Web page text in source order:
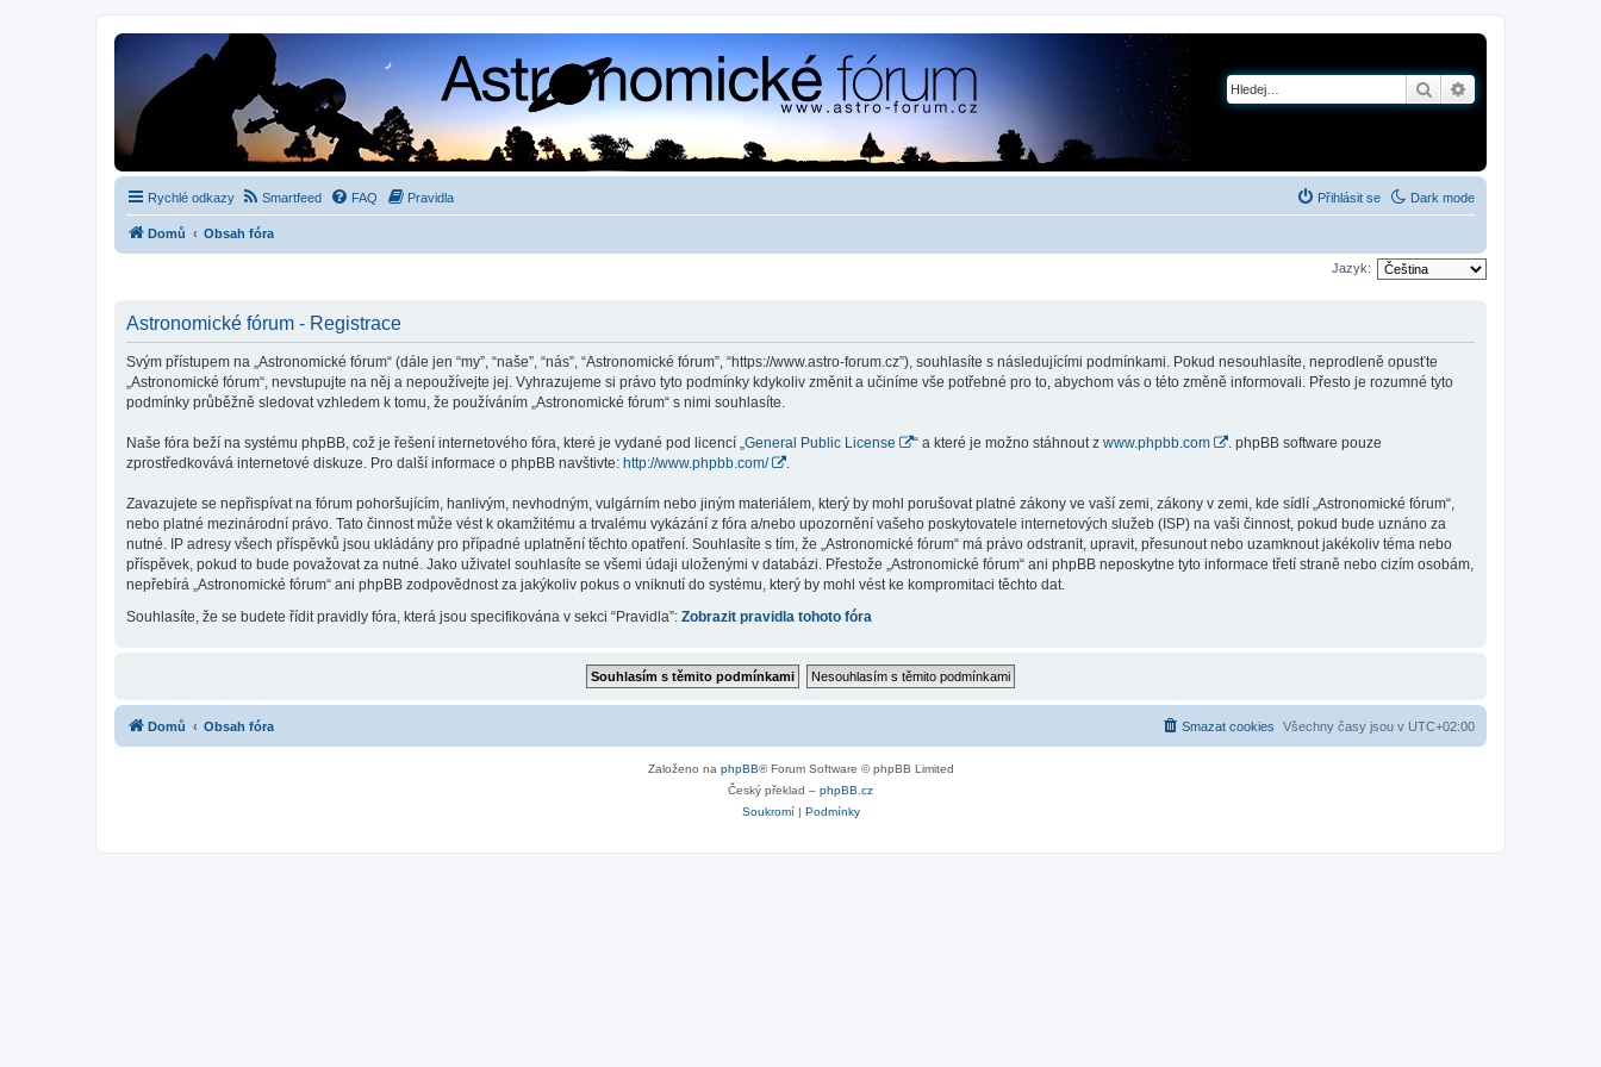
Hledat
Rychlé odkazy Dark mode
Smartfeed FAQ Pravidla Přihlásit se
Domů Obsah fóra
Jazyk:
Astronomické fórum - Registrace
Svým přístupem na „Astronomické fórum“ (dále jen “my”, “naše”, “nás”, “Astronomické fórum”, “https://www.astro-forum.cz”), souhlasíte s následujícími podmínkami. Pokud nesouhlasíte, neprodleně opusťte
„Astronomické fórum“, nevstupujte na něj a nepoužívejte jej. Vyhrazujeme si právo tyto podmínky kdykoliv změnit a učiníme vše potřebné pro to, abychom vás o této změně informovali. Přesto je rozumné tyto
podmínky průběžně sledovat vzhledem k tomu, že používáním „Astronomické fórum“ s nimi souhlasíte.
Naše fóra beží na systému phpBB, což je řešení internetového fóra, které je vydané pod licencí „ General Public License “ a které je možno stáhnout z www.phpbb.com
. phpBB software pouze
zprostředkovává internetové diskuze. Pro další informace o phpBB navštivte: http://www.phpbb.com/ .
Zavazujete se nepřispívat na fórum pohoršujícím, hanlivým, nevhodným, vulgárním nebo jiným materiálem, který by mohl porušovat platné zákony ve vaší zemi, zákony v zemi, kde sídlí „Astronomické fórum“,
nebo platné mezinárodní právo. Tato činnost může vést k okamžitému a trvalému vykázání z fóra a/nebo upozornění vašeho poskytovatele internetových služeb (ISP) na vaši činnost, pokud bude uznáno za
nutné. IP adresy všech příspěvků jsou ukládány pro případné uplatnění těchto opatření. Souhlasíte s tím, že „Astronomické fórum“ má právo odstranit, upravit, přesunout nebo uzamknout jakékoliv téma nebo
příspěvek, pokud to bude považovat za nutné. Jako uživatel souhlasíte se všemi údaji uloženými v databázi. Přestože „Astronomické fórum“ ani phpBB neposkytne tyto informace třetí straně nebo cizím osobám,
nepřebírá „Astronomické fórum“ ani phpBB zodpovědnost za jakýkoliv pokus o vniknutí do systému, který by mohl vést ke kompromitaci těchto dat.
Souhlasíte, že se budete řídit pravidly fóra, která jsou specifikována v sekci “Pravidla”: Zobrazit pravidla tohoto fóra
Domů Obsah fóra Všechny časy jsou v UTC+02:00
Smazat cookies
Založeno na phpBB® Forum Software © phpBB Limited
Český překlad – phpBB.cz
Soukromí| Podmínky